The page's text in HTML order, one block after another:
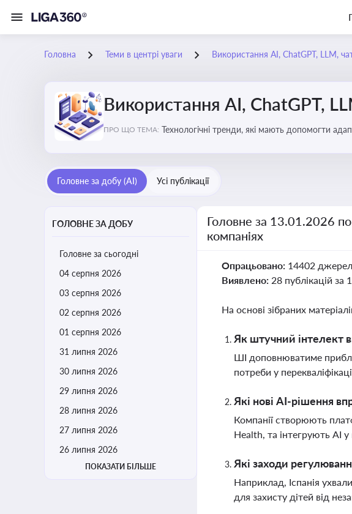
Головна Теми в центрі уваги Використання AI, ChatGPT, LLM,
Використання AI, ChatGPT,
ПРО ЩО ТЕМА: Технологічні тренди, які мають допомогти
Головне за добу (AI) Усі публікації
ГОЛОВНЕ ЗА ДОБУ
Головне за сьогодні
04 серпня 2026
03 серпня 2026
02 серпня 2026
01 серпня 2026
31 липня 2026
30 липня 2026
29 липня 2026
28 липня 2026
27 липня 2026
26 липня 2026
ПОКАЗАТИ БІЛЬШЕ
Головне за 13.01.2026
компаніях
Опрацьовано: 14402 джерел
Виявлено: 28 публікацій за
На основі зібраних
Як штучний інтелект
ШІ доповнюватиме
потреби у
Які нові AI-рішення
Компанії створюють
Health, та інтегрують AI у
Які заходи
Наприклад, Іспанія
для захисту дітей від